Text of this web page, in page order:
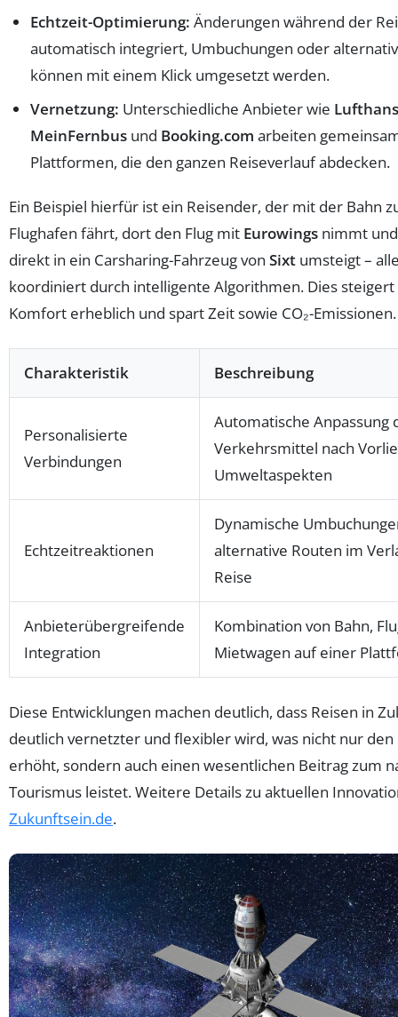
Echtzeit-Optimierung: Änderungen während der
automatisch integriert, Umbuchungen oder
können mit einem Klick umgesetzt werden.
Vernetzung: Unterschiedliche Anbieter wie
MeinFernbus und Booking.com arbeiten
Plattformen, die den ganzen Reiseverlauf abdecken.
Ein Beispiel hierfür ist ein Reisender, der mit der Bahn
Flughafen fährt, dort den Flug mit Eurowings nimmt
direkt in ein Carsharing-Fahrzeug von Sixt umsteigt –
koordiniert durch intelligente Algorithmen. Dies steigert
Komfort erheblich und spart Zeit sowie CO₂-Emissionen.
Charakteristik Beschreibung
Personalisierte
Verbindungen
Automatische Anpassung
Verkehrsmittel nach
Umweltaspekten
Echtzeitreaktionen
Dynamische
alternative Routen im
Reise
Anbieterübergreifende
Integration
Kombination von Bahn,
Mietwagen auf einer
Diese Entwicklungen machen deutlich, dass Reisen in
deutlich vernetzter und flexibler wird, was nicht nur
erhöht, sondern auch einen wesentlichen Beitrag zum
Tourismus leistet. Weitere Details zu aktuellen
Zukunftsein.de.